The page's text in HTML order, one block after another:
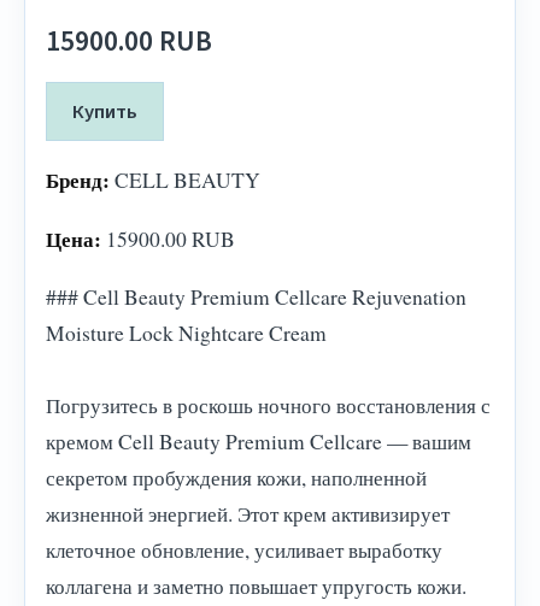
15900.00 RUB
Купить
Бренд: CELL BEAUTY
Цена: 15900.00 RUB
### Cell Beauty Premium Cellcare Rejuvenation
Moisture Lock Nightcare Cream
Погрузитесь в роскошь ночного восстановления с
кремом Cell Beauty Premium Cellcare — вашим
секретом пробуждения кожи, наполненной
жизненной энергией. Этот крем активизирует
клеточное обновление, усиливает выработку
коллагена и заметно повышает упругость кожи.